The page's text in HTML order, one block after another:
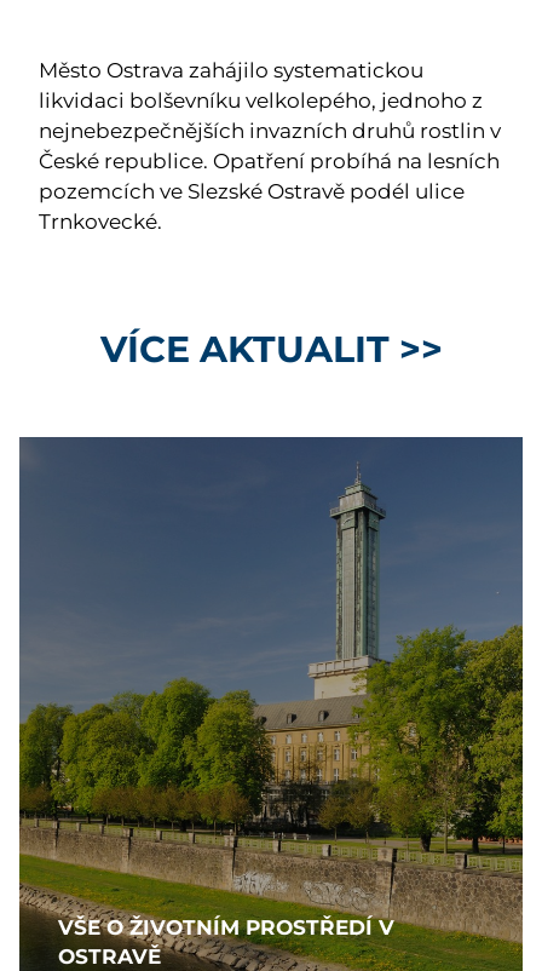
Město Ostrava zahájilo systematickou
likvidaci bolševníku velkolepého, jednoho z
nejnebezpečnějších invazních druhů rostlin v
České republice. Opatření probíhá na lesních
pozemcích ve Slezské Ostravě podél ulice
Trnkovecké.
VÍCE AKTUALIT >>
VŠE O ŽIVOTNÍM PROSTŘEDÍ V
OSTRAVĚ